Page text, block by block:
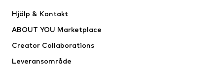
Badkläder
Tillfällen
Hjälp & Kontakt
ABOUT YOU Marketplace
Creator Collaborations
Leveransområde